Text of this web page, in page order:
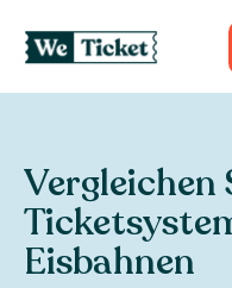
Vergleichen
Eisbahnen